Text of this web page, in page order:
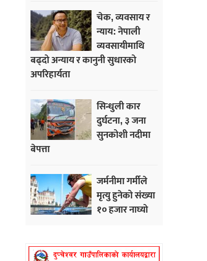
चेक, व्यवसाय र
न्याय: नेपाली
व्यवसायीमाथि
बढ्दो अन्याय र कानुनी सुधारको
अपरिहार्यता
सिन्धुली कार
दुर्घटना, ३ जना
सुनकोशी नदीमा
बेपत्ता
जर्मनीमा गर्मीले
मृत्यु हुनेको संख्या
१० हजार नाघ्यो